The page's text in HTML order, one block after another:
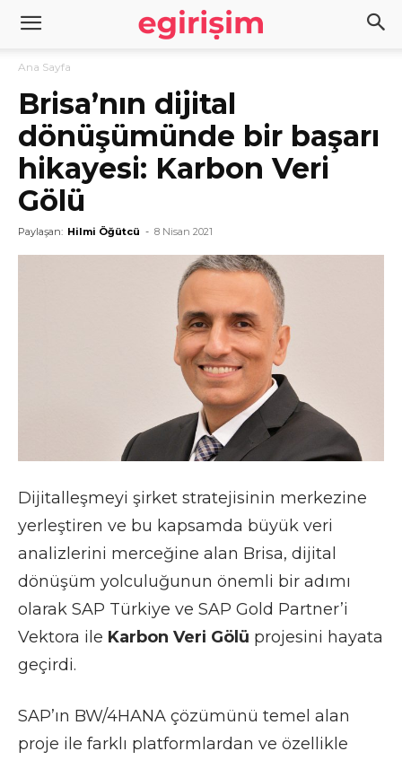
Ana Sayfa
Brisa’nın dijital
dönüşümünde bir başarı
hikayesi: Karbon Veri
Gölü
Paylaşan: Hilmi Öğütcü - 8 Nisan 2021
Dijitalleşmeyi şirket stratejisinin merkezine
yerleştiren ve bu kapsamda büyük veri
analizlerini merceğine alan Brisa, dijital
dönüşüm yolculuğunun önemli bir adımı
olarak SAP Türkiye ve SAP Gold Partner’i
Vektora ile Karbon Veri Gölü projesini hayata
geçirdi.
SAP’ın BW/4HANA çözümünü temel alan
proje ile farklı platformlardan ve özellikle